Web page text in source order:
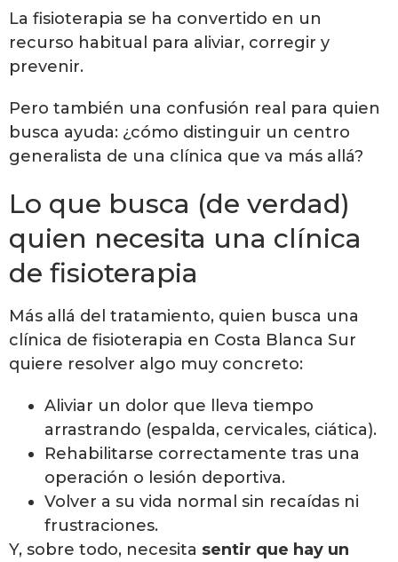
La fisioterapia se ha convertido en un
recurso habitual para aliviar, corregir y
prevenir.
Pero también una confusión real para quien
busca ayuda: ¿cómo distinguir un centro
generalista de una clínica que va más allá?
Lo que busca (de verdad)
quien necesita una clínica
de fisioterapia
Más allá del tratamiento, quien busca una
clínica de fisioterapia en Costa Blanca Sur
quiere resolver algo muy concreto:
Aliviar un dolor que lleva tiempo
arrastrando (espalda, cervicales, ciática).
Rehabilitarse correctamente tras una
operación o lesión deportiva.
Volver a su vida normal sin recaídas ni
frustraciones.
Y, sobre todo, necesita sentir que hay un